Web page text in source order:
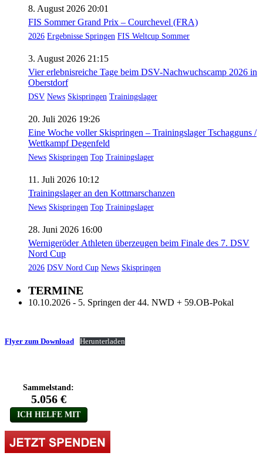
8. August 2026 20:01
FIS Sommer Grand Prix – Courchevel (FRA)
2026 Ergebnisse Springen FIS Weltcup Sommer
3. August 2026 21:15
Vier erlebnisreiche Tage beim DSV-Nachwuchscamp 2026 in
Oberstdorf
DSV News Skispringen Trainingslager
20. Juli 2026 19:26
Eine Woche voller Skispringen – Trainingslager Tschagguns /
Wettkampf Degenfeld
News Skispringen Top Trainingslager
11. Juli 2026 10:12
Trainingslager an den Kottmarschanzen
News Skispringen Top Trainingslager
28. Juni 2026 16:00
Wernigeröder Athleten überzeugen beim Finale des 7. DSV
Nord Cup
2026 DSV Nord Cup News Skispringen
TERMINE
10.10.2026 - 5. Springen der 44. NWD + 59.OB-Pokal
Flyer zum Download Herunterladen